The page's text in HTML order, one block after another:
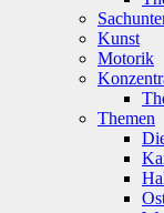
Kunst
Motorik
Themen